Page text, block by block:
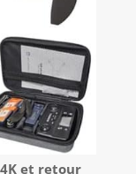
4K et retour